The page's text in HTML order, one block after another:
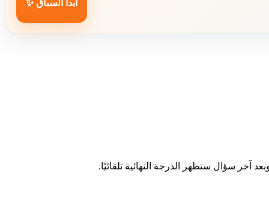
ابدأ السباق ✨
آخر سؤال ستظهر الدرجة النهائية تلقائيًا.